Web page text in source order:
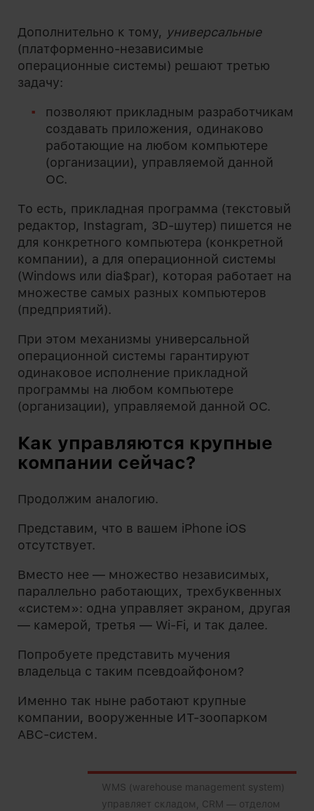
Дополнительно к тому, универсальные
(платформенно-независимые
операционные системы) решают третью
задачу:
позволяют прикладным разработчикам
создавать приложения, одинаково
работающие на любом компьютере
(организации), управляемой данной
ОС.
То есть, прикладная программа (текстовый
редактор, Instagram, 3D-шутер) пишется не
для конкретного компьютера (конкретной
компании), а для операционной системы
(Windows или dia$par), которая работает на
множестве самых разных компьютеров
(предприятий).
При этом механизмы универсальной
операционной системы гарантируют
одинаковое исполнение прикладной
программы на любом компьютере
(организации), управляемой данной ОС.
Как управляются крупные
компании сейчас?
Продолжим аналогию.
Представим, что в вашем iPhone iOS
отсутствует.
Вместо нее — множество независимых,
параллельно работающих, трехбуквенных
«систем»: одна управляет экраном, другая
— камерой, третья — Wi-Fi, и так далее.
Попробуете представить мучения
владельца с таким псевдоайфоном?
Именно так ныне работают крупные
компании, вооруженные ИТ-зоопарком
ABC-систем.
WMS (warehouse management system)
управляет складом, CRM — отделом